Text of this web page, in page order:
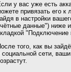
у вас уже есть
привязать его к
в настройки
данные") ниже
того, как вы
социальной сети,